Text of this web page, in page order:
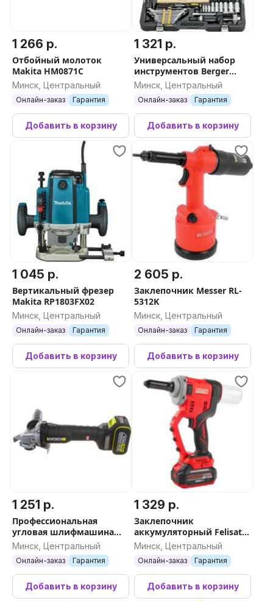
1 266 р.
Отбойный молоток
Makita HM0871C
Минск, Центральный
Онлайн-заказ Гарантия
Добавить в корзину
1 321 р.
Универсальный набор
инструментов Berger
BG131-1214 (131 предмет)
Минск, Центральный
Онлайн-заказ Гарантия
Добавить в корзину
1 045 р.
Вертикальный фрезер
Makita RP1803FX02
Минск, Центральный
Онлайн-заказ Гарантия
Добавить в корзину
2 605 р.
Заклепочник Messer RL-
5312K
Минск, Центральный
Онлайн-заказ Гарантия
Добавить в корзину
1 251 р.
Профессиональная
угловая шлифмашина
Worx Professional WU809.1
Минск, Центральный
Онлайн-заказ Гарантия
Добавить в корзину
1 329 р.
Заклепочник
аккумуляторный Felisatti
FT1095 (10958) (кейс,
2*4Ач, зу)
Минск, Центральный
Онлайн-заказ Гарантия
Добавить в корзину